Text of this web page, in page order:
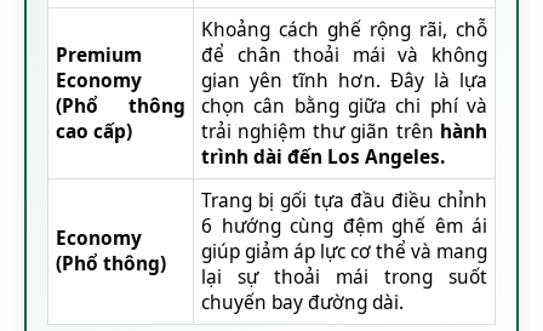
Premium
Economy
(Phổ thông
cao cấp)
Khoảng cách ghế rộng rãi, chỗ
để chân thoải mái và không
gian yên tĩnh hơn. Đây là lựa
chọn cân bằng giữa chi phí và
trải nghiệm thư giãn trên hành
trình dài đến Los Angeles.
Economy
(Phổ thông)
Trang bị gối tựa đầu điều chỉnh
6 hướng cùng đệm ghế êm ái
giúp giảm áp lực cơ thể và mang
lại sự thoải mái trong suốt
chuyến bay đường dài.